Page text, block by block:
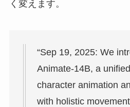
く変えます。
“Sep 19, 2025: We
Animate-14B, a
character animation
with holistic